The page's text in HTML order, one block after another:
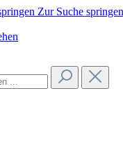
Zur Suche springen